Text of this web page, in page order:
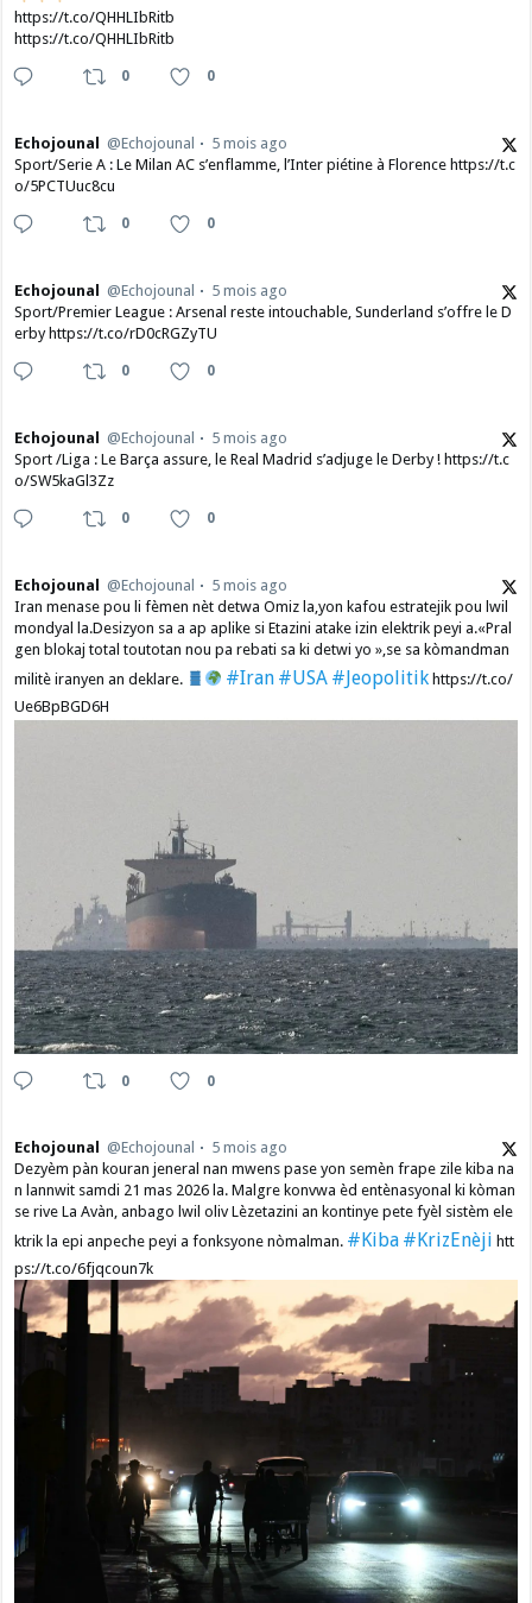
https://t.co/QHHLIbRitb
https://t.co/QHHLIbRitb
0 0
Echojounal @Echojounal
5 mois ago
Sport/Serie A : Le Milan AC s’enflamme, l’Inter piétine à Florence https://t.c
o/5PCTUuc8cu
0 0
Echojounal @Echojounal
5 mois ago
Sport/Premier League : Arsenal reste intouchable, Sunderland s’offre le D
erby https://t.co/rD0cRGZyTU
0 0
Echojounal @Echojounal
5 mois ago
Sport /Liga : Le Barça assure, le Real Madrid s’adjuge le Derby ! https://t.c
o/SW5kaGl3Zz
0 0
Echojounal @Echojounal
5 mois ago
Iran menase pou li fèmen nèt detwa Omiz la,yon kafou estratejik pou lwil
mondyal la.Desizyon sa a ap aplike si Etazini atake izin elektrik peyi a.​«Pral
gen blokaj total toutotan nou pa rebati sa ki detwi yo »,se sa kòmandman
militè iranyen an deklare.
#Iran #USA #Jeopolitikhttps://t.co/
Ue6BpBGD6H
0 0
Echojounal @Echojounal
5 mois ago
Dezyèm pàn kouran jeneral nan mwens pase yon semèn frape zile kiba na
n lannwit samdi 21 mas 2026 la. Malgre konvwa èd entènasyonal ki kòman
se rive La Avàn, anbago lwil oliv Lèzetazini an kontinye pete fyèl sistèm ele
ktrik la epi anpeche peyi a fonksyone nòmalman. #Kiba #KrizEnèji htt
ps://t.co/6fjqcoun7k